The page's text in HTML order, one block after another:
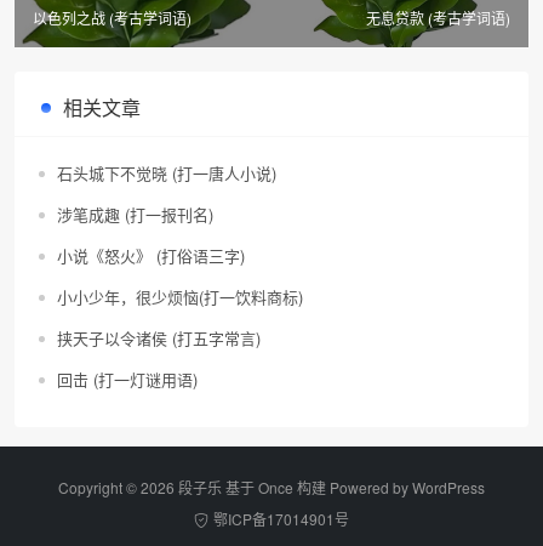
以色列之战 (考古学词语)
无息贷款 (考古学词语)
相关文章
石头城下不觉晓 (打一唐人小说)
涉笔成趣 (打一报刊名)
小说《怒火》 (打俗语三字)
小小少年，很少烦恼(打一饮料商标)
挟天子以令诸侯 (打五字常言)
回击 (打一灯谜用语)
Copyright © 2026 段子乐 基于 Once 构建 Powered byWordPress
鄂ICP备17014901号